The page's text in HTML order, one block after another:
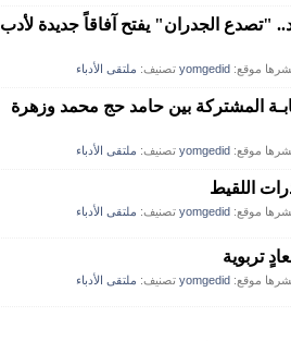
"تصدع الجدران" يفتح آفاقاً جديدة لأدب
موقع: yomgedid تصنيف: ملتقى الأدباء
المشتركة بين حامد حج محمد وزهرة
موقع: yomgedid تصنيف: ملتقى الأدباء
اللقيط
موقع: yomgedid تصنيف: ملتقى الأدباء
تربوية
موقع: yomgedid تصنيف: ملتقى الأدباء